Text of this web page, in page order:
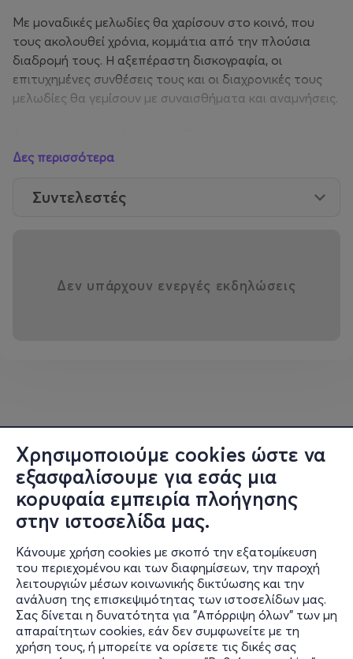
Χρησιμοποιούμε cookies ώστε να
εξασφαλίσουμε για εσάς μια
κορυφαία εμπειρία πλοήγησης
στην ιστοσελίδα μας.
Κάνουμε χρήση cookies με σκοπό την εξατομίκευση
του περιεχομένου και των διαφημίσεων, την παροχή
λειτουργιών μέσων κοινωνικής δικτύωσης και την
ανάλυση της επισκεψιμότητας των ιστοσελίδων μας.
Σας δίνεται η δυνατότητα για "Απόρριψη όλων" των μη
απαραίτητων cookies, εάν δεν συμφωνείτε με τη
χρήση τους, ή μπορείτε να ορίσετε τις δικές σας
Με μοναδικές μελωδίες θα χαρίσουν στο κοινό, που
τους ακολουθεί χρόνια, κομμάτια από την πλούσια
διαδρομή τους. Η αξεπέραστη δισκογραφία, οι
επιτυχημένες συνθέσεις τους και οι διαχρονικές τους
μελωδίες θα γεμίσουν με συναισθήματα και αναμνήσεις.
Γιώργος Χατζηνάσιος
Σοφία Μανουσάκη
αλλά ταυτόχρονα με δυναμική σκηνική παρουσία η
Συντελεστές:
Γιώργος Χατζηνάσιος
Στέφανος Κορκολής
Σοφία Μανουσάκη
Άγγελος Ανδριανός
Κιθάρες: Κωστής Πυρένης
Πνευστά: Ilia Samsonov
Μπουζούκι: Αλέξανδρος Ψωμόπουλος
Πλήκτρα: Σάββας Ρακιτζάκης
Δες περισσότερα
Συντελεστές
Δεν υπάρχουν ενεργές εκδηλώσεις
Πληροφορίες
Υποστήριξη